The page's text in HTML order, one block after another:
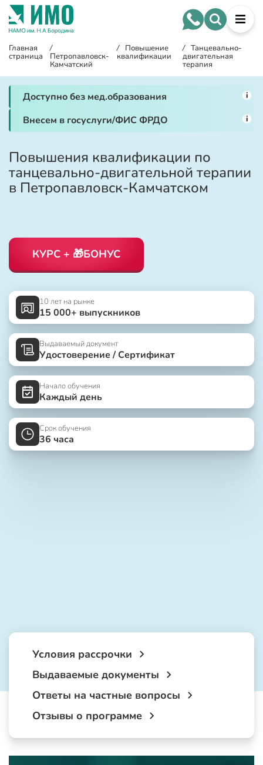
Главная
страница
/
Петропавловск-
Камчатский
/ Повышение
квалификации
/ Танцевально-
двигательная
терапия
Доступно без мед.образования i
Внесем в госуслуги/ФИС ФРДО i
Повышения квалификации по
танцевально-двигательной терапии
в Петропавловск-Камчатском
КУРС + 🎁БОНУС
10 лет на рынке
15 000+ выпускников
Выдаваемый документ
Удостоверение / Сертификат
Начало обучения
Каждый день
Срок обучения
36 часа
Условия рассрочки
Выдаваемые документы
Ответы на частные вопросы
Отзывы о программе